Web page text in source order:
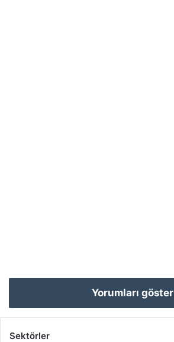
Yorumları göster
Sektörler